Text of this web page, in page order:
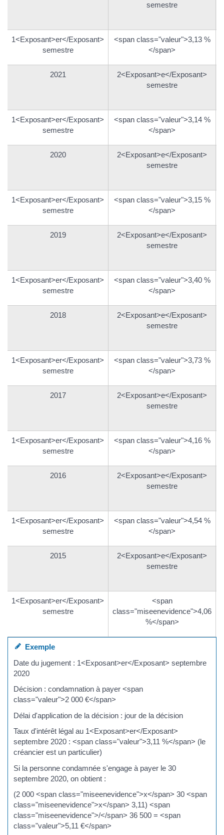
semestre
1<Exposant>er</Exposant>
semestre
<span class="valeur">3,13 %
</span>
2021
2<Exposant>e</Exposant>
semestre
1<Exposant>er</Exposant>
semestre
<span class="valeur">3,14 %
</span>
2020
2<Exposant>e</Exposant>
semestre
1<Exposant>er</Exposant>
semestre
<span class="valeur">3,15 %
</span>
2019
2<Exposant>e</Exposant>
semestre
1<Exposant>er</Exposant>
semestre
<span class="valeur">3,40 %
</span>
2018
2<Exposant>e</Exposant>
semestre
1<Exposant>er</Exposant>
semestre
<span class="valeur">3,73 %
</span>
2017
2<Exposant>e</Exposant>
semestre
1<Exposant>er</Exposant>
semestre
<span class="valeur">4,16 %
</span>
2016
2<Exposant>e</Exposant>
semestre
1<Exposant>er</Exposant>
semestre
<span class="valeur">4,54 %
</span>
2015
2<Exposant>e</Exposant>
semestre
1<Exposant>er</Exposant>
semestre
<span
class="miseenevidence">4,06
%</span>
Exemple
Date du jugement : 1<Exposant>er</Exposant> septembre
2020
Décision : condamnation à payer <span
class="valeur">2 000 €</span>
Délai d'application de la décision : jour de la décision
Taux d'intérêt légal au 1<Exposant>er</Exposant>
septembre 2020 : <span class="valeur">3,11 %</span> (le
créancier est un particulier)
Si la personne condamnée s'engage à payer le 30
septembre 2020, on obtient :
(2 000 <span class="miseenevidence">x</span> 30 <span
class="miseenevidence">x</span> 3,11) <span
class="miseenevidence">/</span> 36 500 = <span
class="valeur">5,11 €</span>